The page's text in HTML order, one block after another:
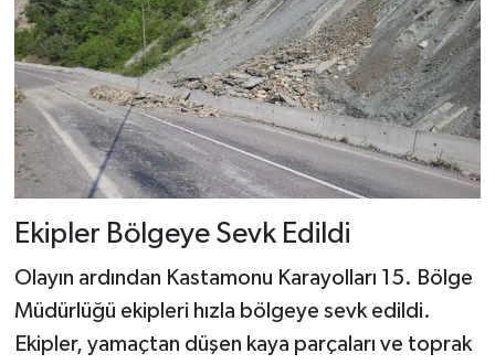
Ekipler Bölgeye Sevk Edildi
Olayın ardından Kastamonu Karayolları 15. Bölge
Müdürlüğü ekipleri hızla bölgeye sevk edildi.
Ekipler, yamaçtan düşen kaya parçaları ve toprak